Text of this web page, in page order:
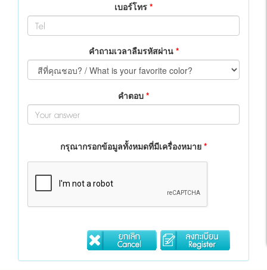
เบอร์โทร *
คำถามเวลาลืมรหัสผ่าน*
คำตอบ *
กรุณากรอกข้อมูลทั้งหมดที่มีเครื่องหมาย *